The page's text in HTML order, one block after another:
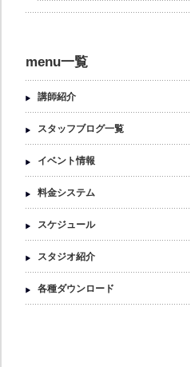
menu一覧
講師紹介
スタッフブログ一覧
イベント情報
料金システム
スケジュール
スタジオ紹介
各種ダウンロード